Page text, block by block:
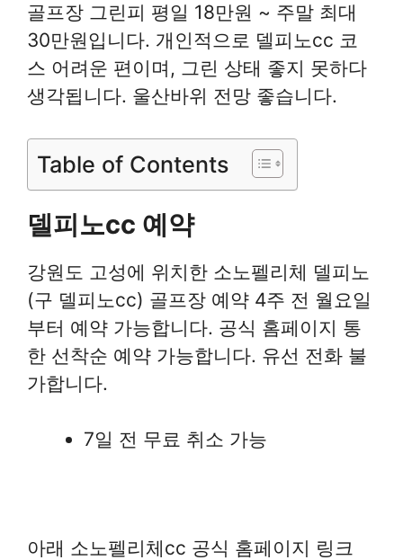
골프장 그린피 평일 18만원 ~ 주말 최대
30만원입니다. 개인적으로 델피노cc 코
스 어려운 편이며, 그린 상태 좋지 못하다
생각됩니다. 울산바위 전망 좋습니다.
Table of Contents
델피노cc 예약
강원도 고성에 위치한 소노펠리체 델피노
(구 델피노cc) 골프장 예약 4주 전 월요일
부터 예약 가능합니다. 공식 홈페이지 통
한 선착순 예약 가능합니다. 유선 전화 불
가합니다.
7일 전 무료 취소 가능
아래 소노펠리체cc 공식 홈페이지 링크